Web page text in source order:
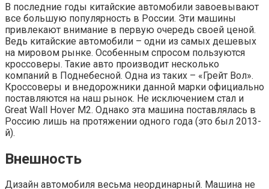
В последние годы китайские автомобили завоевывают
все большую популярность в России. Эти машины
привлекают внимание в первую очередь своей ценой.
Ведь китайские автомобили – одни из самых дешевых
на мировом рынке. Особенным спросом пользуются
кроссоверы. Такие авто производит несколько
компаний в Поднебесной. Одна из таких – «Грейт Вол».
Кроссоверы и внедорожники данной марки официально
поставляются на наш рынок. Не исключением стал и
Great Wall Hover M2. Однако эта машина поставлялась в
Россию лишь на протяжении одного года (это был 2013-
й).
Внешность
Дизайн автомобиля весьма неординарный. Машина не